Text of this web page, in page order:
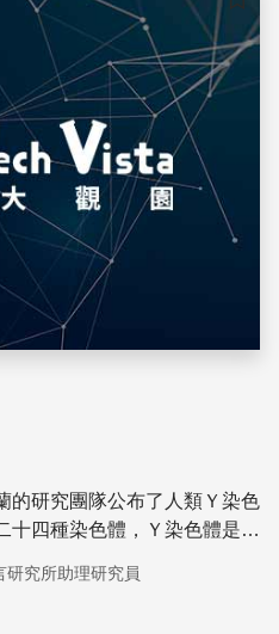
儲存
的研究團隊公布了人類Ｙ染色
十四種染色體，Ｙ染色體是最
究所助理研究員